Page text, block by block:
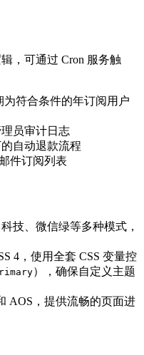
，可通过 Cron 服务触
为符合条件的年订阅用户
员审计日志
自动退款流程
件订阅列表
技、微信绿等多种模式，
4，使用全套 CSS 变量控
），确保自定义主题
AOS，提供流畅的页面进